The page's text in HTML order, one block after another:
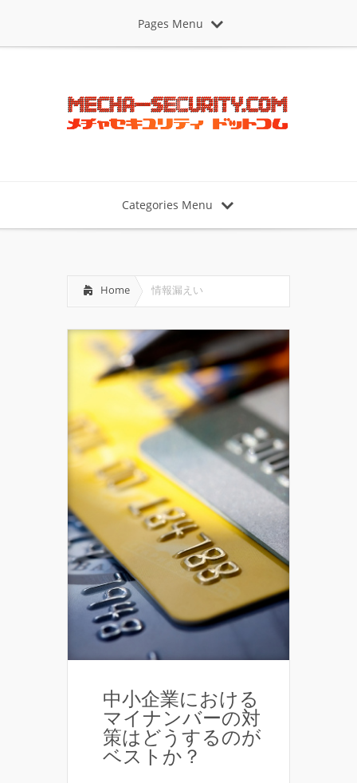
Pages Menu
Categories Menu
Home 情報漏えい
中小企業における
マイナンバーの対
策はどうするのが
ベストか？